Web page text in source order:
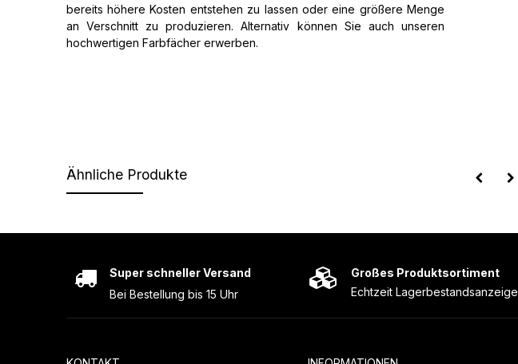
bereits höhere Kosten entstehen zu lassen oder eine größere Menge
an Verschnitt zu produzieren. Alternativ können Sie auch unseren
hochwertigen Farbfächer erwerben.
Ähnliche Produkte
Großes Produktsortiment
Echtzeit Lagerbestandsanzeige
Super schneller Versand
Bei Bestellung bis 15 Uhr